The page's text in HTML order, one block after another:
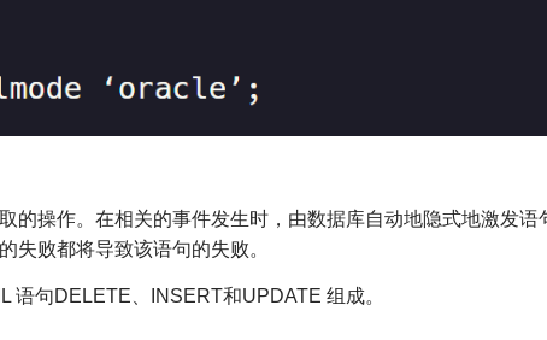
的操作。在相关的事件发生时，由数据库自动地隐式地激发
失败都将导致该语句的失败。
语句DELETE、INSERT和UPDATE 组成。